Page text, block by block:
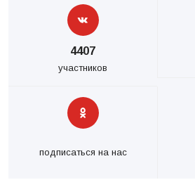
4407
участников
подписаться на нас